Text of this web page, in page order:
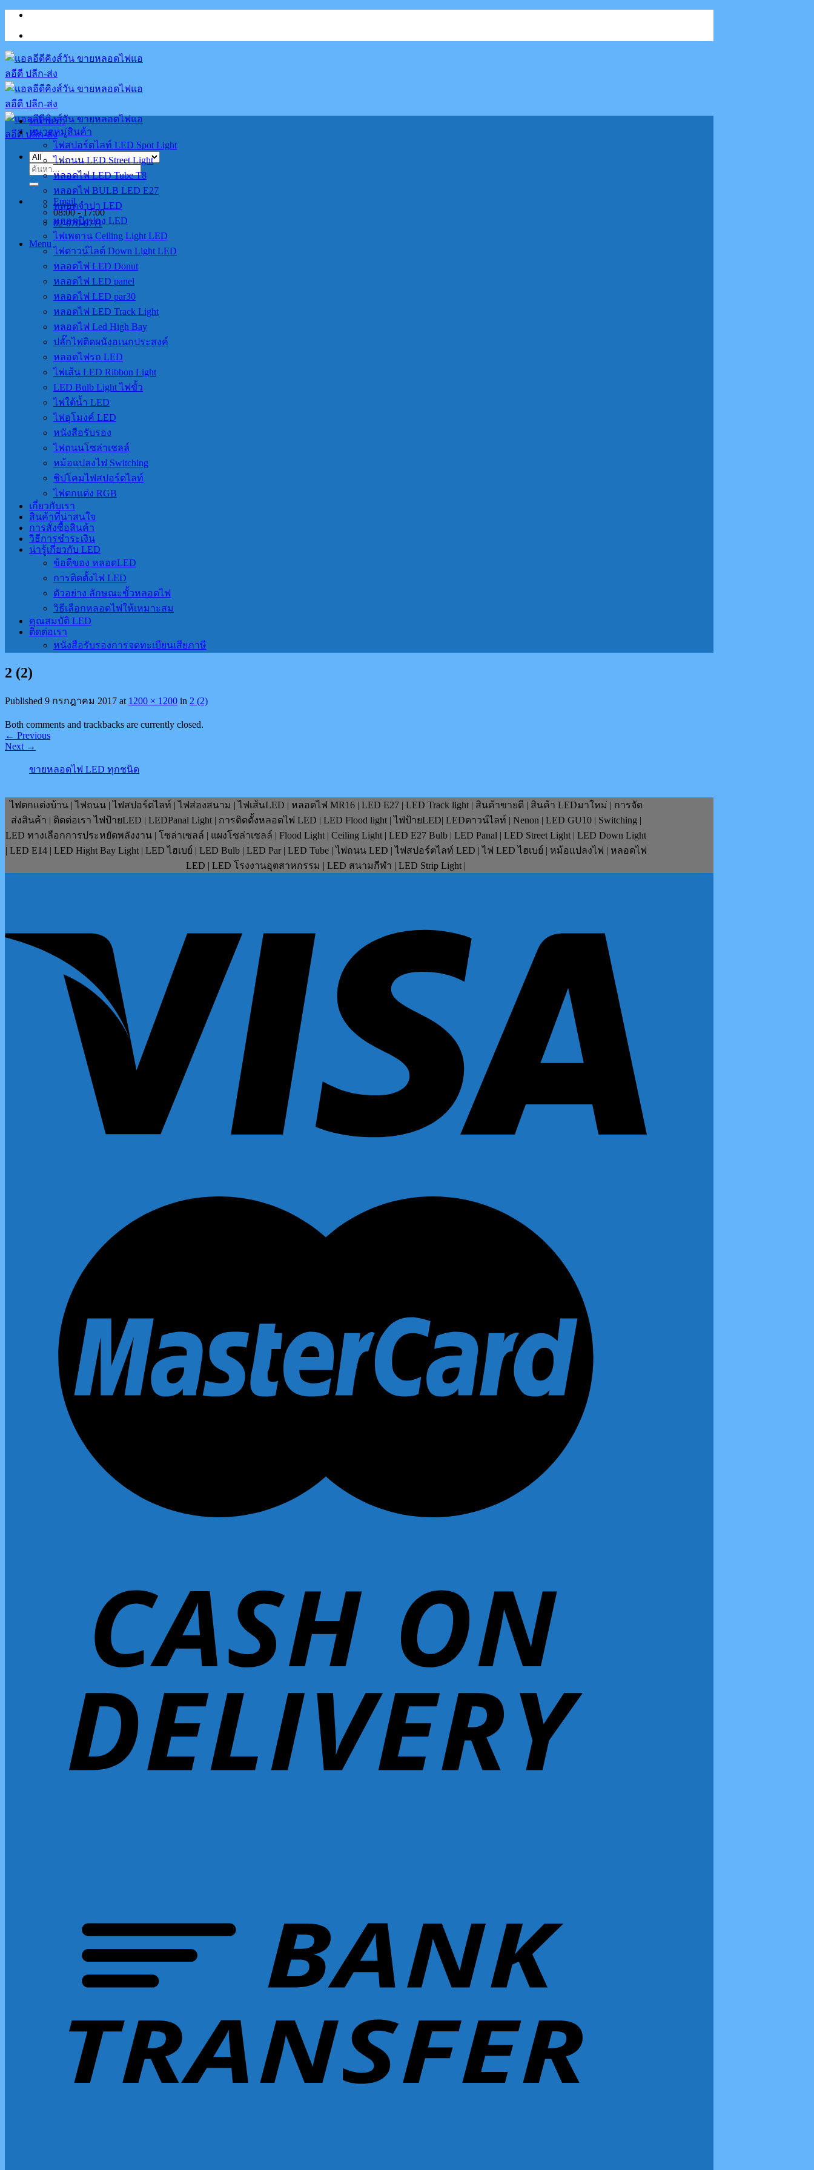
Skip
content
ค้นหา:
Email
08:00 - 17:00
02-070-0711
Menu
หน้าแรก
หมวดหมู่สินค้า
ไฟสปอร์ตไลท์ LED Spot Light
ไฟถนน LED Street Light
หลอดไฟ LED Tube T8
หลอดไฟ BULB LED E27
หลอดจำปา LED
หลอดปิงปอง LED
ไฟเพดาน Ceiling Light LED
ไฟดาวน์ไลต์ Down Light LED
หลอดไฟ LED Donut
หลอดไฟ LED panel
หลอดไฟ LED par30
หลอดไฟ LED Track Light
หลอดไฟ Led High Bay
ปลั๊กไฟติดผนังอเนกประสงค์
หลอดไฟรถ LED
ไฟเส้น LED Ribbon Light
LED Bulb Light ไฟขั้ว
ไฟใต้น้ำ LED
ไฟอุโมงค์ LED
หนังสือรับรอง
ไฟถนนโซล่าเชลล์
หม้อแปลงไฟ Switching
ชิปโคมไฟสปอร์ตไลท์
ไฟตกแต่ง RGB
เกี่ยวกับเรา
สินค้าที่น่าสนใจ
การสั่งซื้อสินค้า
วิธีการชำระเงิน
น่ารู้เกี่ยวกับ LED
ข้อดีของ หลอดLED
การติดตั้งไฟ LED
ตัวอย่าง ลักษณะขั้วหลอดไฟ
วิธีเลือกหลอดไฟให้เหมาะสม
คุณสมบัติ LED
ติดต่อเรา
หนังสือรับรองการจดทะเบียนเสียภาษี
2 (2)
Published 9 กรกฎาคม 2017 at 1200 × 1200 in 2 (2)
Both comments and trackbacks are currently closed.
← Previous
Next →
ขายหลอดไฟ LED ทุกชนิด
ไฟตกแต่งบ้าน | ไฟถนน | ไฟสปอร์ตไลท์ | ไฟส่องสนาม | ไฟเส้นLED | หลอดไฟ MR16 | LED E27 | LED Track light | สินค้าขายดี | สินค้า LEDมาใหม่ | การจัด
ส่งสินค้า | ติดต่อเรา ไฟป้ายLED | LEDPanal Light | การติดตั้งหลอดไฟ LED | LED Flood light | ไฟป้ายLED| LEDดาวน์ไลท์ | Nenon | LED GU10 | Switching |
LED ทางเลือกการประหยัดพลังงาน | โซล่าเซลล์ | แผงโซล่าเซลล์ | Flood Light | Ceiling Light | LED E27 Bulb | LED Panal | LED Street Light | LED Down Light
| LED E14 | LED Hight Bay Light | LED ไฮเบย์ | LED Bulb | LED Par | LED Tube | ไฟถนน LED | ไฟสปอร์ตไลท์ LED | ไฟ LED ไฮเบย์ | หม้อแปลงไฟ | หลอดไฟ
LED | LED โรงงานอุตสาหกรรม | LED สนามกีฬา | LED Strip Light |